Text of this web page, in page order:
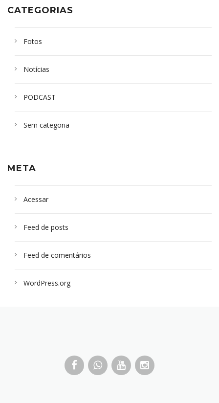
CATEGORIAS
Fotos
Notícias
PODCAST
Sem categoria
META
Acessar
Feed de posts
Feed de comentários
WordPress.org